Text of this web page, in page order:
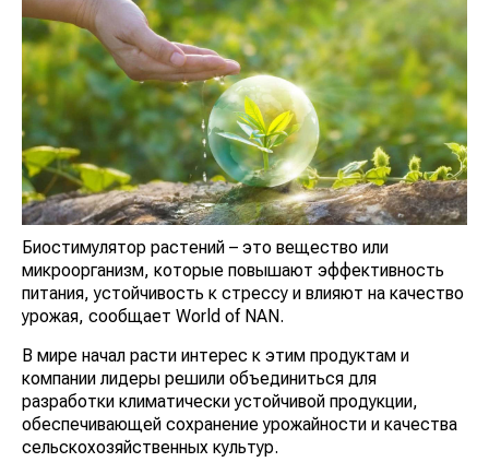
Биостимулятор растений – это вещество или
микроорганизм, которые повышают эффективность
питания, устойчивость к стрессу и влияют на качество
урожая, сообщает World of NAN.
В мире начал расти интерес к этим продуктам и
компании лидеры решили объединиться для
разработки климатически устойчивой продукции,
обеспечивающей сохранение урожайности и качества
сельскохозяйственных культур.